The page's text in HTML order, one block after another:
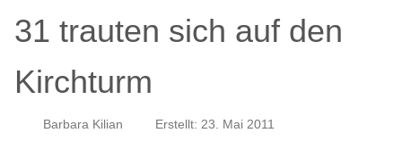
31 trauten sich auf den
Kirchturm
Barbara Kilian Erstellt: 23. Mai 2011